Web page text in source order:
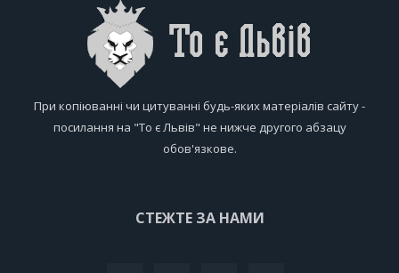
При копіюванні чи цитуванні будь-яких матеріалів сайту -
посилання на "То є Львів" не нижче другого абзацу
обов'язкове.
СТЕЖТЕ ЗА НАМИ